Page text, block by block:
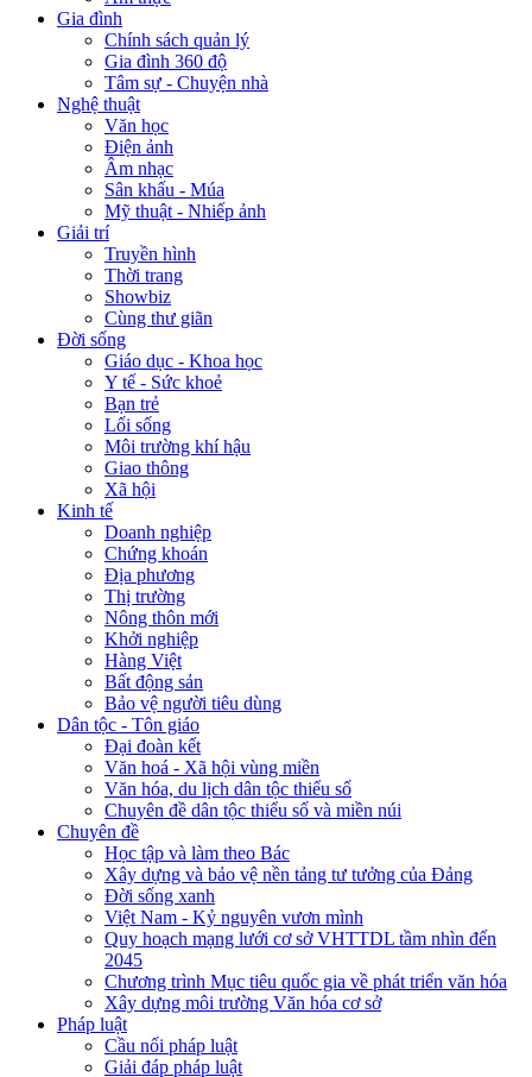
Gia đình
Chính sách quản lý
Gia đình 360 độ
Tâm sự - Chuyện nhà
Nghệ thuật
Văn học
Điện ảnh
Âm nhạc
Sân khấu - Múa
Mỹ thuật - Nhiếp ảnh
Giải trí
Truyền hình
Thời trang
Showbiz
Cùng thư giãn
Đời sống
Giáo dục - Khoa học
Y tế - Sức khoẻ
Bạn trẻ
Lối sống
Môi trường khí hậu
Giao thông
Xã hội
Kinh tế
Doanh nghiệp
Chứng khoán
Địa phương
Thị trường
Nông thôn mới
Khởi nghiệp
Hàng Việt
Bất động sản
Bảo vệ người tiêu dùng
Dân tộc - Tôn giáo
Đại đoàn kết
Văn hoá - Xã hội vùng miền
Văn hóa, du lịch dân tộc thiểu số
Chuyên đề dân tộc thiểu số và miền núi
Chuyên đề
Học tập và làm theo Bác
Xây dựng và bảo vệ nền tảng tư tưởng của Đảng
Đời sống xanh
Việt Nam - Kỷ nguyên vươn mình
Quy hoạch mạng lưới cơ sở VHTTDL tầm nhìn đến
2045
Chương trình Mục tiêu quốc gia về phát triển văn hóa
Xây dựng môi trường Văn hóa cơ sở
Pháp luật
Cầu nối pháp luật
Giải đáp pháp luật